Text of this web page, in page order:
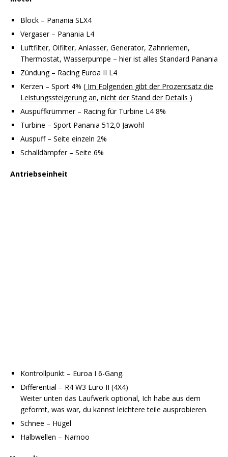
Block – Panania SLX4
Vergaser – Panania L4
Luftfilter, Ölfilter, Anlasser, Generator, Zahnriemen,
Thermostat, Wasserpumpe – hier ist alles Standard Panania
Zündung – Racing Euroa II L4
Kerzen – Sport 4% ( Im Folgenden gibt der Prozentsatz die
Leistungssteigerung an, nicht der Stand der Details )
Auspuffkrümmer – Racing für Turbine L4 8%
Turbine – Sport Panania 512,0 Jawohl
Auspuff – Seite einzeln 2%
Schalldämpfer – Seite 6%
Antriebseinheit
Kontrollpunkt – Euroa I 6-Gang.
Differential – R4 W3 Euro II (4X4)
Weiter unten das Laufwerk optional, Ich habe aus dem
geformt, was war, du kannst leichtere teile ausprobieren.
Schnee – Hügel
Halbwellen – Narnoo